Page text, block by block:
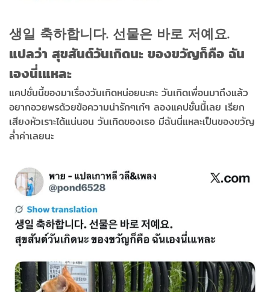
생일 축하합니다. 선물은 바로 저예요.
แปลว่า สุขสันต์วันเกิดนะ ของขวัญก็คือ ฉัน
เองนี่เแหละ
แคปชั่นนี้ของมาเรื่องวันเกิดหน่อยนะคะ วันเกิดเพื่อนมาถึงแล้ว
อยากอวยพรด้วยข้อความน่ารักๆเก๋ๆ ลองแคปชั่นนี้เลย เรียก
เสียงหัวเราะได้แน่นอน วันเกิดของเธอ มีฉันนี่แหละเป็นของขวัญ
ล่ำค่าเลยนะ